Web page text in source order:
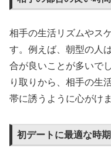
相手の生活リズムやス
す。例えば、朝型の人
合が良いことが多いで
り取りから、相手の生
帯に誘うように心がけ
初デートに最適な時